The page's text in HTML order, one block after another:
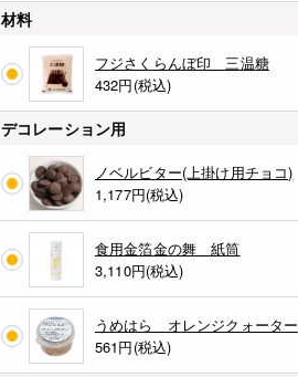
材料
フジさくらんぼ印 三温糖
432円(税込)
デコレーション用
ノベルビター(上掛け用チョコ)
1,177円(税込)
食用金箔金の舞 紙筒
3,110円(税込)
うめはら オレンジクォーター
561円(税込)